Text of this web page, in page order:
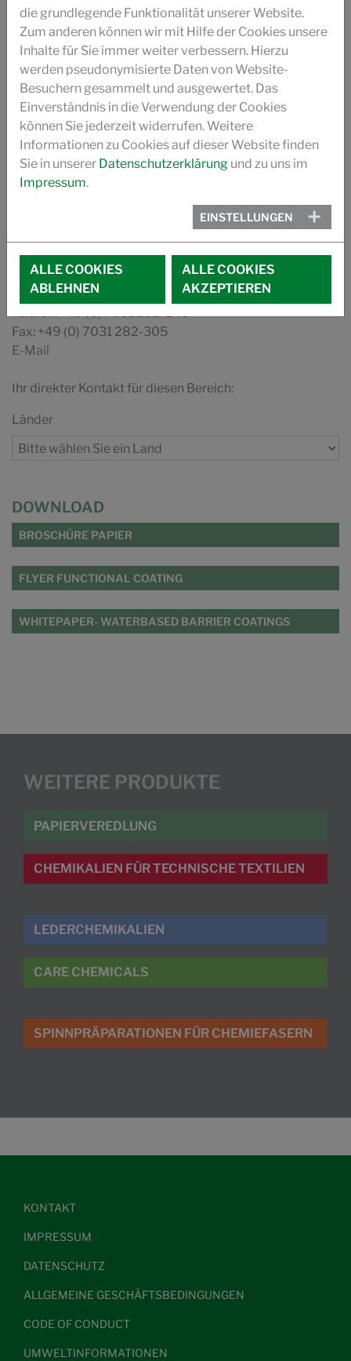
KONTAKT AUFNEHMEN
PRODUKTSUCHE
SEKRETARIAT
Schönaicher Straße 205
71032 Böblingen
Telefon: +49 (0) 7031 282-243
Fax: +49 (0) 7031 282-305
E-Mail
Ihr direkter Kontakt für diesen Bereich:
Länder
DOWNLOAD
BROSCHÜRE PAPIER
FLYER FUNCTIONAL COATING
WHITEPAPER- WATERBASED BARRIER COATINGS
WEITERE PRODUKTE
PAPIERVEREDLUNG
CHEMIKALIEN FÜR TECHNISCHE TEXTILIEN
LEDERCHEMIKALIEN
CARE CHEMICALS
SPINNPRÄPARATIONEN FÜR CHEMIEFASERN
KONTAKT
IMPRESSUM
DATENSCHUTZ
ALLGEMEINE GESCHÄFTSBEDINGUNGEN
CODE OF CONDUCT
UMWELTINFORMATIONEN
die grundlegende Funktionalität unserer Website.
Zum anderen können wir mit Hilfe der Cookies unsere
Inhalte für Sie immer weiter verbessern. Hierzu
werden pseudonymisierte Daten von Website-
Besuchern gesammelt und ausgewertet. Das
Einverständnis in die Verwendung der Cookies
können Sie jederzeit widerrufen. Weitere
Informationen zu Cookies auf dieser Website finden
Sie in unserer Datenschutzerklärung und zu uns im
Impressum.
EINSTELLUNGEN
ALLE COOKIES
ABLEHNEN
ALLE COOKIES
AKZEPTIEREN